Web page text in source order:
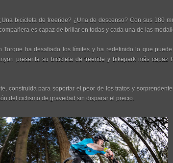
bicicleta de freeride? ¿Una de descenso? Con sus 180
es capaz de brillar en todas y cada una de las
Torque ha desafiado los límites y ha redefinido lo que
presenta su bicicleta de freeride y bikepark más capaz
construida para soportar el peor de los tratos y
del ciclismo de gravedad sin disparar el precio.